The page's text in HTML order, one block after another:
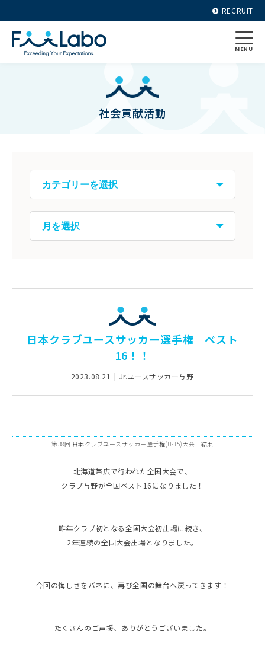
RECRUIT
MENU
社会貢献活動
日本クラブユースサッカー選手権 ベスト
16！！
2023.08.21 Jr.ユースサッカー与野
第38回 日本クラブユースサッカー選手権(U-15)大会 結果
北海道帯広で行われた全国大会で、
クラブ与野が全国ベスト16になりました！
昨年クラブ初となる全国大会初出場に続き、
2年連続の全国大会出場となりました。
今回の悔しさをバネに、再び全国の舞台へ戻ってきます！
たくさんのご声援、ありがとうございました。